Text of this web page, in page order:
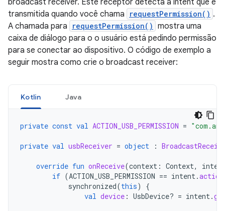
broadcast receiver. Este receptor detecta a intent que é
transmitida quando você chama
requestPermission() .
A chamada para
requestPermission() mostra uma
caixa de diálogo para o o usuário está pedindo permissão
para se conectar ao dispositivo. O código de exemplo a
seguir mostra como crie o broadcast receiver:
Kotlin Java
private const val ACTION_USB_PERMISSION =
private val usbReceiver = object :
override fun onReceive(context : Context,
if (ACTION_USB_PERMISSION == intent.action
synchronized(this)
{
val device : UsbDevice? = intent.